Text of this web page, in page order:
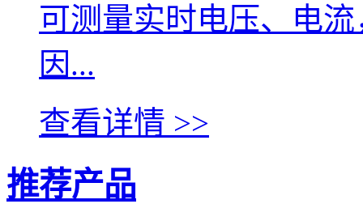
可测量实时电压、电
因...
查看详情 >>
推荐产品